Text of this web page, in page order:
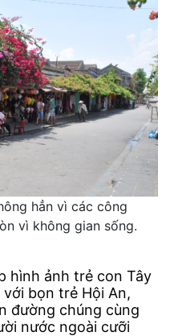
hẳn vì các công
vì không gian sống.
hình ảnh trẻ con Tây
bọn trẻ Hội An,
đường chúng cùng
nước ngoài cưỡi